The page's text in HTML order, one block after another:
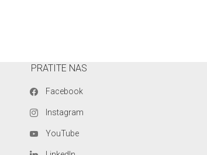
PRATITE NAS
Facebook
Instagram
YouTube